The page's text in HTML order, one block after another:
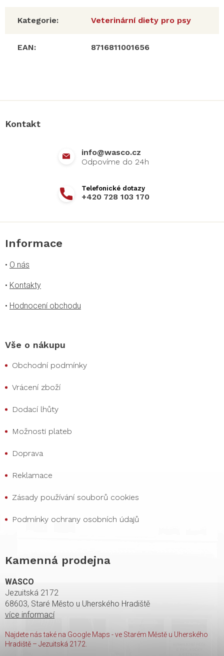
Kategorie: Veterinární diety pro psy
EAN: 8716811001656
Kontakt
info@wasco.cz
+420 728 103 170
Informace
• O nás
• Kontakty
• Hodnocení obchodu
Vše o nákupu
Obchodní podmínky
Vrácení zboží
Dodací lhůty
Možnosti plateb
Doprava
Reklamace
Zásady používání souborů cookies
Podmínky ochrany osobních údajů
Kamenná prodejna
WASCO
Jezuitská 2172
68603, Staré Město u Uherského Hradiště
více informací
Najdete nás také na Google Maps - ve Starém Městě u Uherského
Hradiště – Jezuitská 2172.